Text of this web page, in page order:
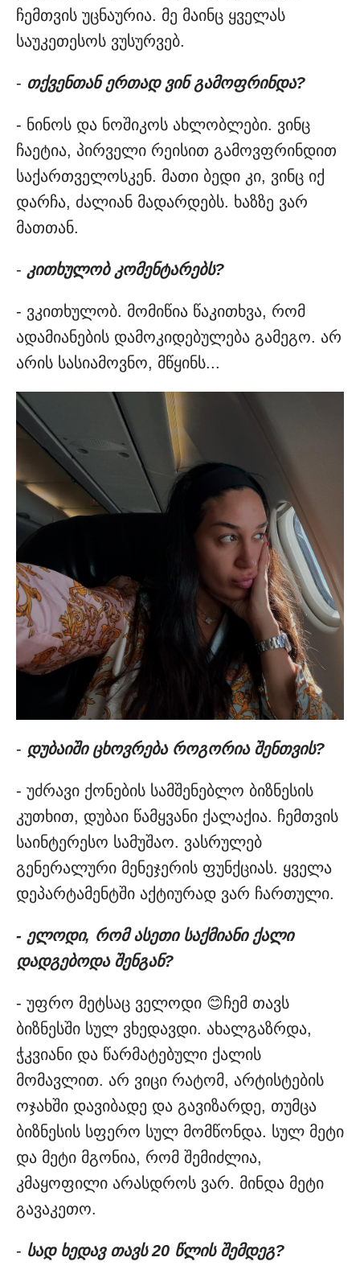
ჩემთვის უცნაურია. მე მაინც ყველას
საუკეთესოს ვუსურვებ.
- თქვენთან ერთად ვინ გამოფრინდა?
- ნინოს და ნოშიკოს ახლობლები. ვინც
ჩაეტია, პირველი რეისით გამოვფრინდით
საქართველოსკენ. მათი ბედი კი, ვინც იქ
დარჩა, ძალიან მადარდებს. ხაზზე ვარ
მათთან.
- კითხულობ კომენტარებს?
- ვკითხულობ. მომიწია წაკითხვა, რომ
ადამიანების დამოკიდებულება გამეგო. არ
არის სასიამოვნო, მწყინს...
- დუბაიში ცხოვრება როგორია შენთვის?
- უძრავი ქონების სამშენებლო ბიზნესის
კუთხით, დუბაი წამყვანი ქალაქია. ჩემთვის
საინტერესო სამუშაო. ვასრულებ
გენერალური მენეჯერის ფუნქციას. ყველა
დეპარტამენტში აქტიურად ვარ ჩართული.
- ელოდი, რომ ასეთი საქმიანი ქალი
დადგებოდა შენგან?
- უფრო მეტსაც ველოდი 😊ჩემ თავს
ბიზნესში სულ ვხედავდი. ახალგაზრდა,
ჭკვიანი და წარმატებული ქალის
მომავლით. არ ვიცი რატომ, არტისტების
ოჯახში დავიბადე და გავიზარდე, თუმცა
ბიზნესის სფერო სულ მომწონდა. სულ მეტი
და მეტი მგონია, რომ შემიძლია,
კმაყოფილი არასდროს ვარ. მინდა მეტი
გავაკეთო.
- სად ხედავ თავს 20 წლის შემდეგ?